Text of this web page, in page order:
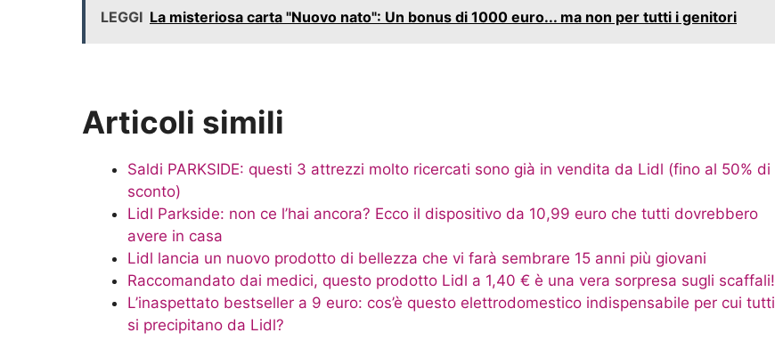
LEGGI La misteriosa carta "Nuovo nato": Un bonus di 1000 euro... ma non per tutti i genitori
Articoli simili
Saldi PARKSIDE: questi 3 attrezzi molto ricercati sono già in vendita da Lidl (fino al 50% di
sconto)
Lidl Parkside: non ce l’hai ancora? Ecco il dispositivo da 10,99 euro che tutti dovrebbero
avere in casa
Lidl lancia un nuovo prodotto di bellezza che vi farà sembrare 15 anni più giovani
Raccomandato dai medici, questo prodotto Lidl a 1,40 € è una vera sorpresa sugli scaffali!
L’inaspettato bestseller a 9 euro: cos’è questo elettrodomestico indispensabile per cui tutti
si precipitano da Lidl?